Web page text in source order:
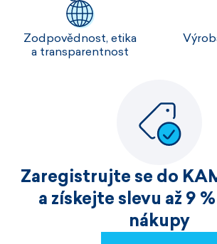
Zodpovědnost, etika
a transparentnost
Zaregistrujte se do
a získejte slevu až 9
nákupy